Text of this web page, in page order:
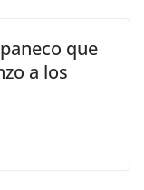
que
a los